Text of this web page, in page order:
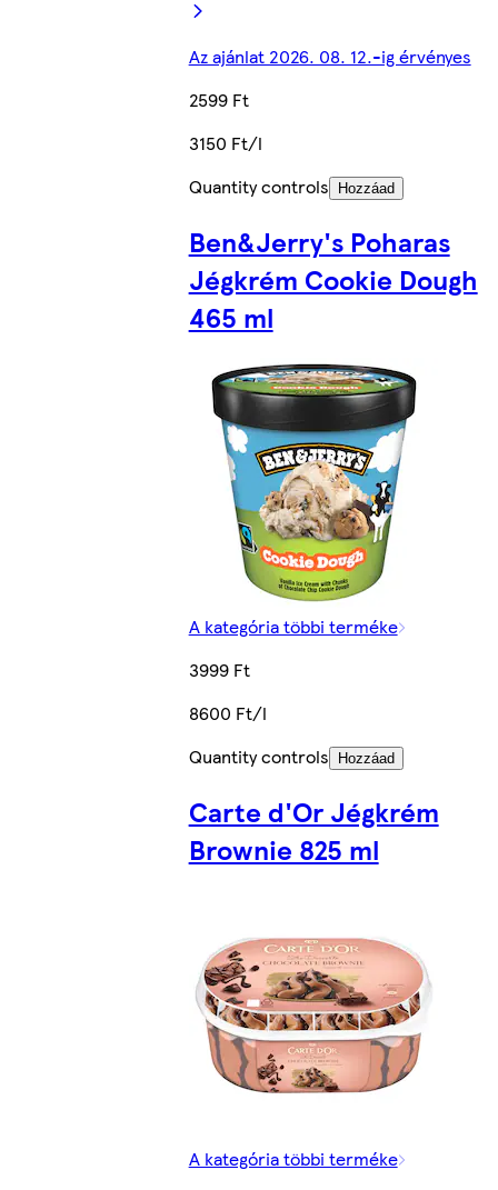
Az ajánlat 2026. 08. 12.-ig érvényes
2599 Ft
3150 Ft/l
Quantity controls
Hozzáad
Ben&Jerry's Poharas
Jégkrém Cookie Dough
465 ml
A kategória többi terméke
3999 Ft
8600 Ft/l
Quantity controls
Hozzáad
Carte d'Or Jégkrém
Brownie 825 ml
A kategória többi terméke